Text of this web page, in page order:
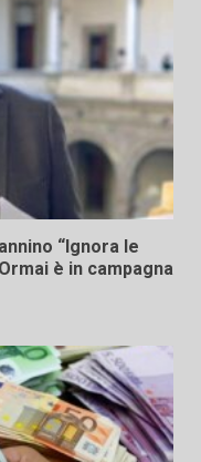
“Ignora le
è in campagna